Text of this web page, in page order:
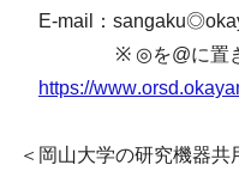
E-mail：
※ ◎を@に置き換
https://
＜岡山大学の研究機器